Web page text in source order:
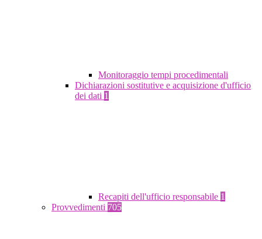
Monitoraggio tempi procedimentali
Dichiarazioni sostitutive e acquisizione d'ufficio
dei dati 1
Recapiti dell'ufficio responsabile 1
Provvedimenti 705